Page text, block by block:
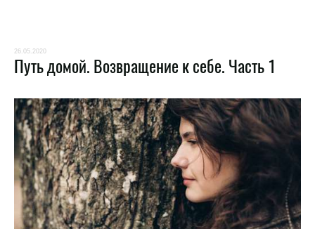
26.05.2020
Путь домой. Возвращение к себе. Часть 1